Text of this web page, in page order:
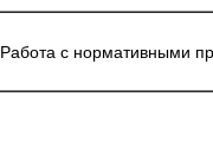
Работа с нормативными